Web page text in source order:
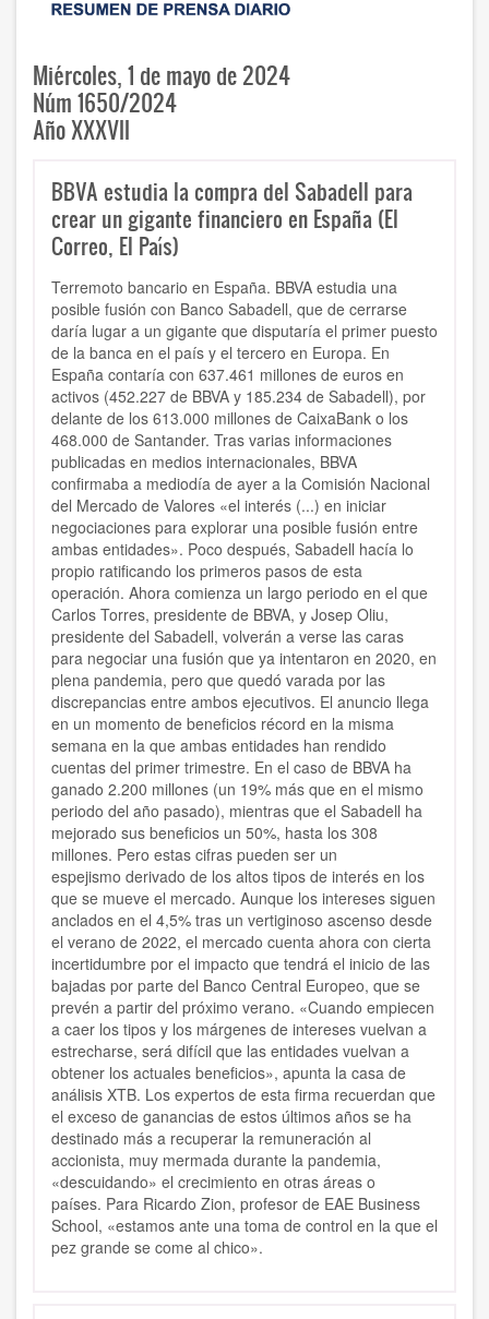
Miércoles, 1 de mayo de 2024
Núm 1650/2024
Año XXXVII
BBVA estudia la compra del Sabadell para
crear un gigante financiero en España (El
Correo, El País)
Terremoto bancario en España. BBVA estudia una
posible fusión con Banco Sabadell, que de cerrarse
daría lugar a un gigante que disputaría el primer puesto
de la banca en el país y el tercero en Europa. En
España contaría con 637.461 millones de euros en
activos (452.227 de BBVA y 185.234 de Sabadell), por
delante de los 613.000 millones de CaixaBank o los
468.000 de Santander. Tras varias informaciones
publicadas en medios internacionales, BBVA
confirmaba a mediodía de ayer a la Comisión Nacional
del Mercado de Valores «el interés (...) en iniciar
negociaciones para explorar una posible fusión entre
ambas entidades». Poco después, Sabadell hacía lo
propio ratificando los primeros pasos de esta
operación. Ahora comienza un largo periodo en el que
Carlos Torres, presidente de BBVA, y Josep Oliu,
presidente del Sabadell, volverán a verse las caras
para negociar una fusión que ya intentaron en 2020, en
plena pandemia, pero que quedó varada por las
discrepancias entre ambos ejecutivos. El anuncio llega
en un momento de beneficios récord en la misma
semana en la que ambas entidades han rendido
cuentas del primer trimestre. En el caso de BBVA ha
ganado 2.200 millones (un 19% más que en el mismo
periodo del año pasado), mientras que el Sabadell ha
mejorado sus beneficios un 50%, hasta los 308
millones. Pero estas cifras pueden ser un
espejismo derivado de los altos tipos de interés en los
que se mueve el mercado. Aunque los intereses siguen
anclados en el 4,5% tras un vertiginoso ascenso desde
el verano de 2022, el mercado cuenta ahora con cierta
incertidumbre por el impacto que tendrá el inicio de las
bajadas por parte del Banco Central Europeo, que se
prevén a partir del próximo verano. «Cuando empiecen
a caer los tipos y los márgenes de intereses vuelvan a
estrecharse, será difícil que las entidades vuelvan a
obtener los actuales beneficios», apunta la casa de
análisis XTB. Los expertos de esta firma recuerdan que
el exceso de ganancias de estos últimos años se ha
destinado más a recuperar la remuneración al
accionista, muy mermada durante la pandemia,
«descuidando» el crecimiento en otras áreas o
países. Para Ricardo Zion, profesor de EAE Business
School, «estamos ante una toma de control en la que el
pez grande se come al chico».